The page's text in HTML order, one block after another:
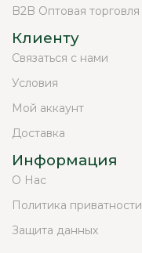
B2B Оптовая торговля
Клиенту
Связаться с нами
Условия
Мой аккаунт
Доставка
Информация
О Нас
Политика приватности
Защита данных